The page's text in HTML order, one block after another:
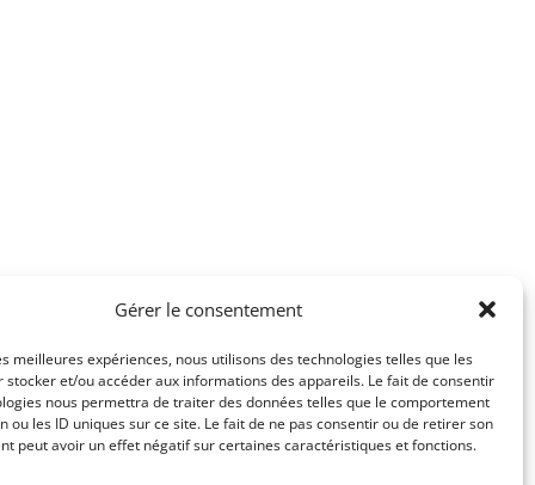
Gérer le consentement
meilleures expériences, nous utilisons des technologies telles que les
stocker et/ou accéder aux informations des appareils. Le fait de consentir
nous permettra de traiter des données telles que le comportement
ou les ID uniques sur ce site. Le fait de ne pas consentir ou de retirer son
peut avoir un effet négatif sur certaines caractéristiques et fonctions.
Mentions légales